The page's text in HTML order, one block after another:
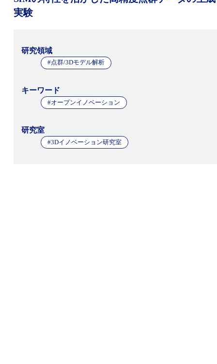
実験
研究領域
#点群/3Dモデル解析
キーワード
#オープンイノベーション
研究室
#3Dイノベーション研究室